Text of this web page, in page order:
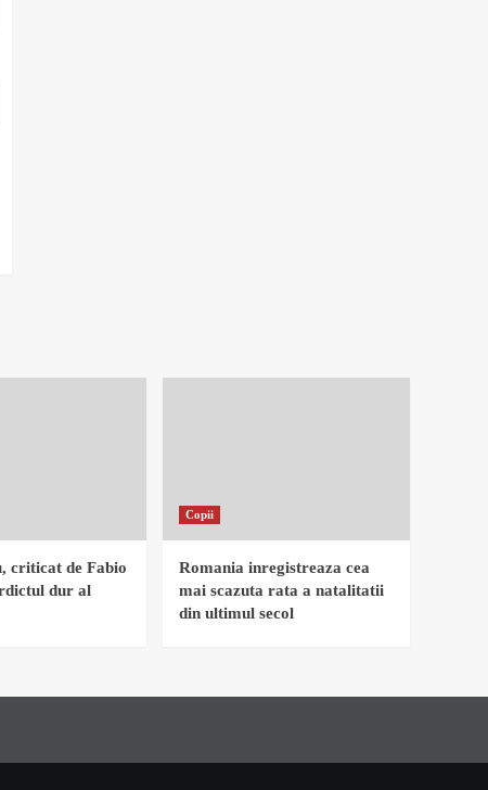
criticat de Fabio
dur al
Copii
Romania inregistreaza cea
mai scazuta rata a natalitatii
din ultimul secol